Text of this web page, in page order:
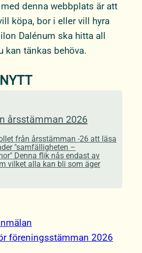
denna webbplats är att
köpa, bor i eller vill hyra
Dalénum ska hitta all
kan tänkas behöva.
årsstämman 2026
från årsstämman -26 att läsa
"samfälligheten –
Denna flik nås endast av
vilket alla kan bli som äger
föreningsstämman 2026